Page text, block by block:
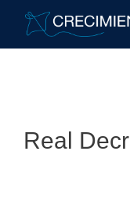
Real